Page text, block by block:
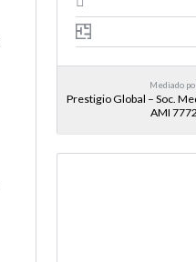
Mediado
Prestigio Global – Soc.
AMI 7772